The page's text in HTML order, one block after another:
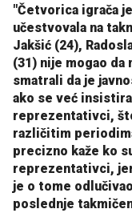
"Četvorica igrača
učestvovala na
Jakšić (24),
(31) nije mogao
smatrali da je
ako se već
reprezentativci,
različitim
precizno kaže ko
reprezentativci,
je o tome
poslednje